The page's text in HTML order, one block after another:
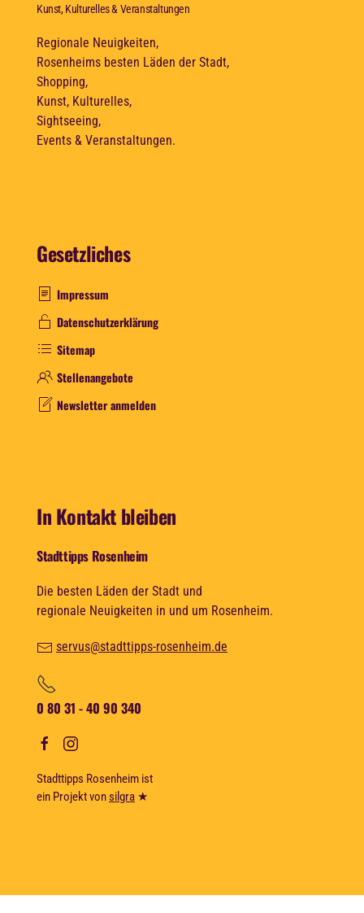
Kunst, Kulturelles & Veranstaltungen
Regionale Neuigkeiten,
Rosenheims besten Läden der Stadt,
Shopping,
Kunst, Kulturelles,
Sightseeing,
Events & Veranstaltungen.
Gesetzliches
Impressum
Datenschutzerklärung
Sitemap
Stellenangebote
Newsletter anmelden
In Kontakt bleiben
Stadttipps Rosenheim
Die besten Läden der Stadt und
regionale Neuigkeiten in und um Rosenheim.
servus@stadttipps-rosenheim.de
0 80 31 - 40 90 340
Stadttipps Rosenheim ist
ein Projekt von silgra ★